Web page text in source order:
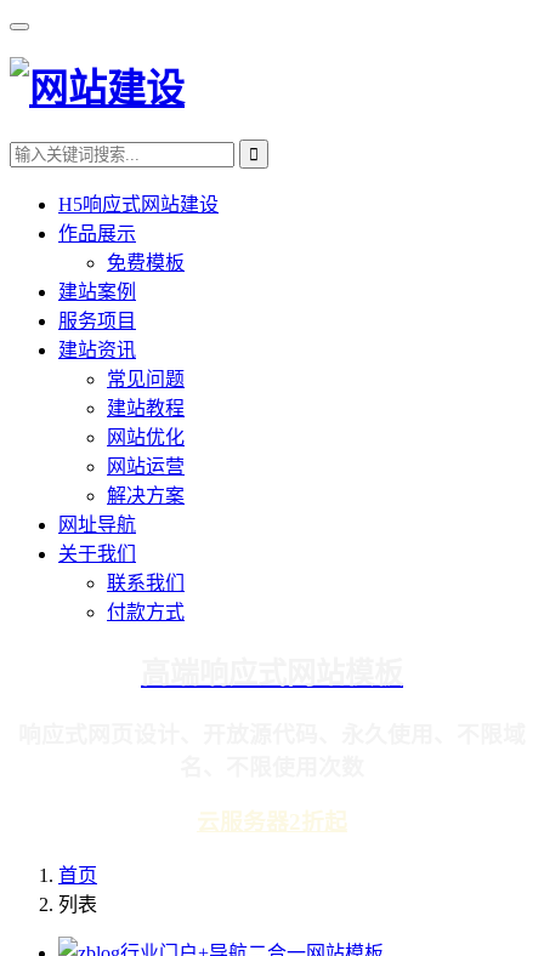
H5响应式网站建设
作品展示
免费模板
建站案例
服务项目
建站资讯
常见问题
建站教程
网站优化
网站运营
解决方案
网址导航
关于我们
联系我们
付款方式
云服务器2折起
首页
列表